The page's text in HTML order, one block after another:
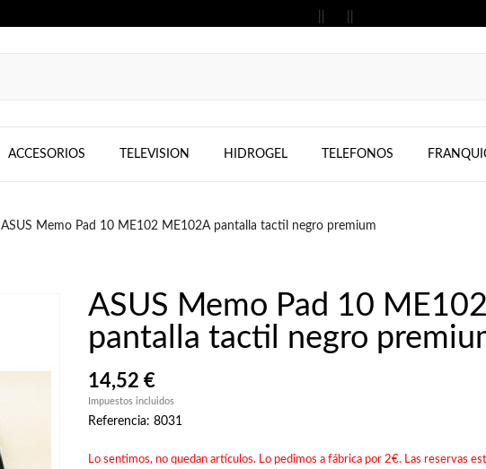
ACCESORIOS TELEVISION HIDROGEL TELEFONOS
ASUS Memo Pad 10 ME102 ME102A pantalla tactil negro premium
ASUS Memo Pad 10
pantalla tactil negro
14,52 €
Impuestos incluidos
Referencia: 8031
Lo sentimos, no quedan artículos. Lo pedimos a fábrica por 2€. Las reservas